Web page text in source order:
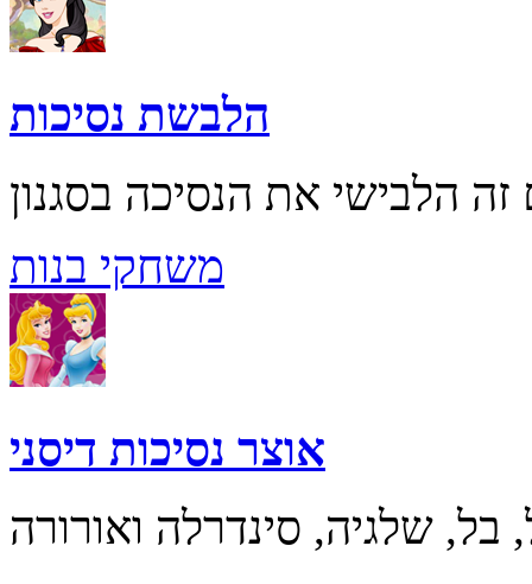
הלבשת נסיכות
משחקי בנות
אוצר נסיכות דיסני